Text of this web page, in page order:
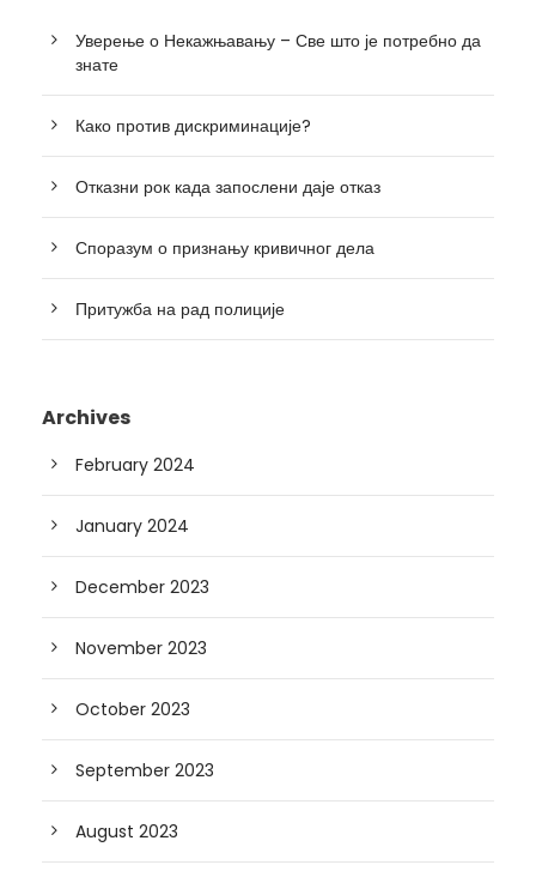
Уверење о Некажњавању – Све што је потребно да
знате
Како против дискриминације?
Отказни рок када запослени даје отказ
Споразум о признању кривичног дела
Притужба на рад полиције
Archives
February 2024
January 2024
December 2023
November 2023
October 2023
September 2023
August 2023